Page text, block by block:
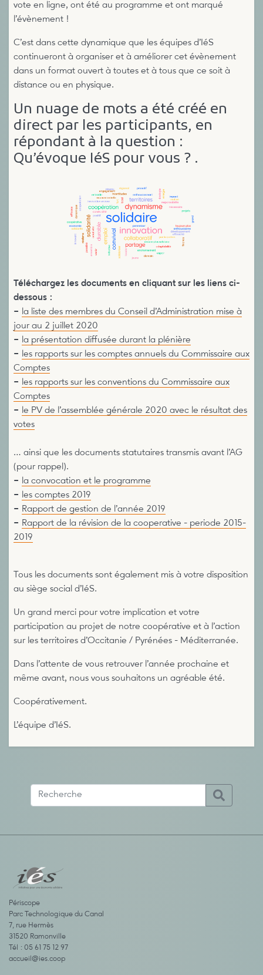
vote en ligne, ont été au programme et ont marqué
l’évènement !
C’est dans cette dynamique que les équipes d’IéS
continueront à organiser et à améliorer cet évènement
dans un format ouvert à toutes et à tous que ce soit à
distance ou en physique.
Un nuage de mots a été créé en
direct par les participants, en
répondant à la question :
Qu’évoque IéS pour vous ? .
Téléchargez les documents en cliquant sur les liens ci-
dessous :
– la liste des membres du Conseil d’Administration mise à
jour au 2 juillet 2020
– la présentation diffusée durant la plénière
– les rapports sur les comptes annuels du Commissaire aux
Comptes
– les rapports sur les conventions du Commissaire aux
Comptes
– le PV de l’assemblée générale 2020 avec le résultat des
votes
… ainsi que les documents statutaires transmis avant l’AG
(pour rappel).
– la convocation et le programme
– les comptes 2019
– Rapport de gestion de l’année 2019
– Rapport de la révision de la cooperative - periode 2015-
2019
Tous les documents sont également mis à votre disposition
au siège social d’IéS.
Un grand merci pour votre implication et votre
participation au projet de notre coopérative et à l’action
sur les territoires d’Occitanie / Pyrénées - Méditerranée.
Dans l’attente de vous retrouver l’année prochaine et
même avant, nous vous souhaitons un agréable été.
Coopérativement.
L’équipe d’IéS.
Périscope
Parc Technologique du Canal
7, rue Hermès
31520 Ramonville
Tél : 05 61 75 12 97
accueil@ies.coop